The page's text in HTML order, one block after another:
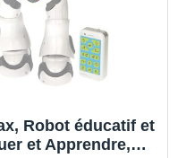
Robot éducatif et
et Apprendre,